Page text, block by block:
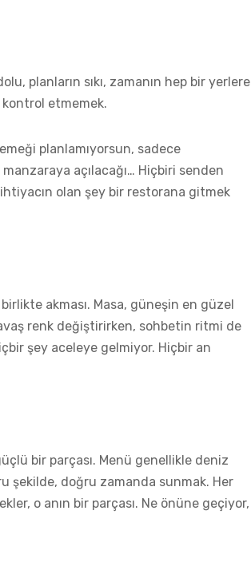
planların sıkı, zamanın hep bir yerlere
kontrol etmemek.
planlamıyorsun, sadece
açılacağı… Hiçbiri senden
olan şey bir restorana gitmek
akması. Masa, güneşin en güzel
renk değiştirirken, sohbetin ritmi de
şey aceleye gelmiyor. Hiçbir an
bir parçası. Menü genellikle deniz
şekilde, doğru zamanda sunmak. Her
o anın bir parçası. Ne önüne geçiyor,